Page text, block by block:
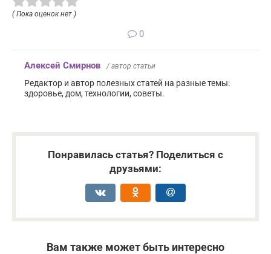
( Пока оценок нет )
0
Алексей Смирнов / автор статьи
Редактор и автор полезных статей на разные темы:
здоровье, дом, технологии, советы.
Понравилась статья? Поделиться с
друзьями:
Вам также может быть интересно